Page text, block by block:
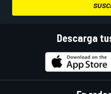
Descarga